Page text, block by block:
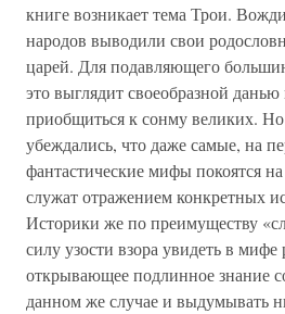
книге возникает тема Трои.
народов выводили свои
царей. Для подавляющего
это выглядит своеобразной
приобщиться к сонму великих.
убеждались, что даже самые, на
фантастические мифы покоятся
служат отражением конкретных
Историки же по преимуществу
силу узости взора увидеть в
открывающее подлинное знание
данном же случае и выдумывать